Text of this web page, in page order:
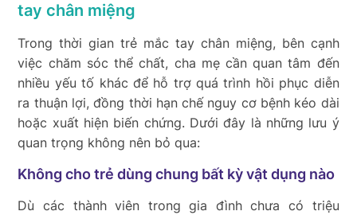
tay chân miệng
Trong thời gian trẻ mắc tay chân miệng, bên cạnh
việc chăm sóc thể chất, cha mẹ cần quan tâm đến
nhiều yếu tố khác để hỗ trợ quá trình hồi phục diễn
ra thuận lợi, đồng thời hạn chế nguy cơ bệnh kéo dài
hoặc xuất hiện biến chứng. Dưới đây là những lưu ý
quan trọng không nên bỏ qua:
Không cho trẻ dùng chung bất kỳ vật dụng nào
Dù các thành viên trong gia đình chưa có triệu